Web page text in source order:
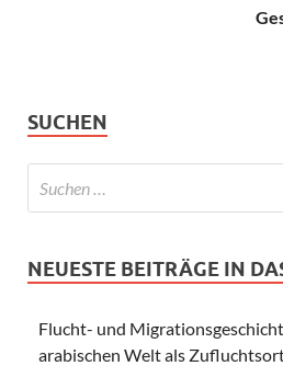
SUCHEN
NEUESTE BEITRÄGE IN
Flucht- und
arabischen Welt als